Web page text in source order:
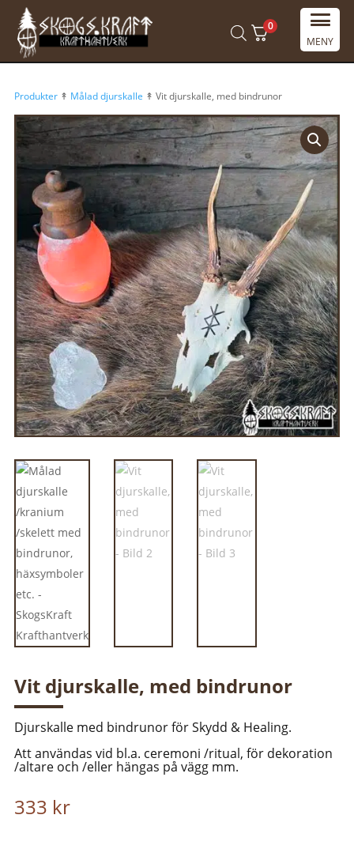
0
MENY
Produkter↟ Målad djurskalle ↟ Vit djurskalle, med bindrunor
Vit djurskalle, med bindrunor
Djurskalle med bindrunor för Skydd & Healing.
Att användas vid bl.a. ceremoni /ritual, för dekoration
/altare och /eller hängas på vägg mm.
333 kr